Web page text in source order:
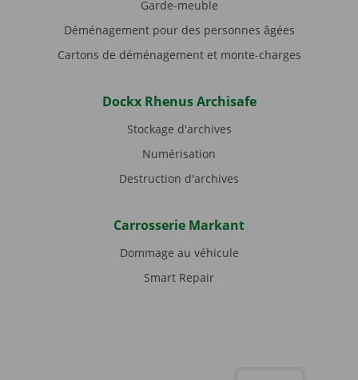
Garde-meuble
Déménagement pour des personnes âgées
Cartons de déménagement et monte-charges
Dockx Rhenus Archisafe
Stockage d'archives
Numérisation
Destruction d'archives
Carrosserie Markant
Dommage au véhicule
Smart Repair